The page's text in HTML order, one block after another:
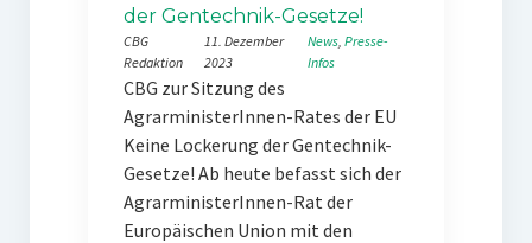
der Gentechnik-Gesetze!
CBG
Redaktion
11. Dezember
2023
News, Presse-
Infos
CBG zur Sitzung des
AgrarministerInnen-Rates der EU
Keine Lockerung der Gentechnik-
Gesetze! Ab heute befasst sich der
AgrarministerInnen-Rat der
Europäischen Union mit den